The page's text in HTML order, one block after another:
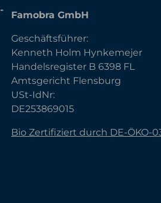
Famobra GmbH
Geschäftsführer:
Kenneth Holm Hynkemejer
Handelsregister B 6398 FL
Amtsgericht Flensburg
USt-IdNr:
DE253869015
Bio Zertifiziert durch DE-ÖKO-